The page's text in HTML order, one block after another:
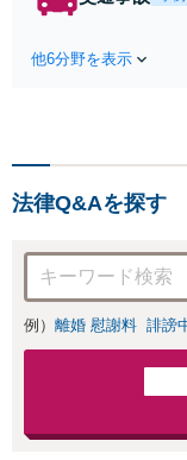
他6分野を表示
法律Q&Aを探す
例） 離婚 慰謝料 誹謗